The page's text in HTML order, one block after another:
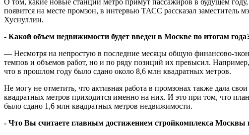
О том, какие новые станции метро примут пассажиров в будущем
появится на месте промзон, в интервью ТАСС рассказал заместитель
Хуснуллин.
- Какой объем недвижимости будет введен в Москве по итогам
— Несмотря на непростую в последние месяцы общую финансово-
темпов и объемов работ, но и по ряду позиций их превысил.
что в прошлом году было сдано около 8,6 млн квадратных метров.
Не могу не отметить, что активная работа в промзонах также дала
квадратных метров приходится именно на них. И это при том, что
было сдано 1,6 млн квадратных метров недвижимости.
- Что Вы считаете главным достижением стройкомплекса Москвы